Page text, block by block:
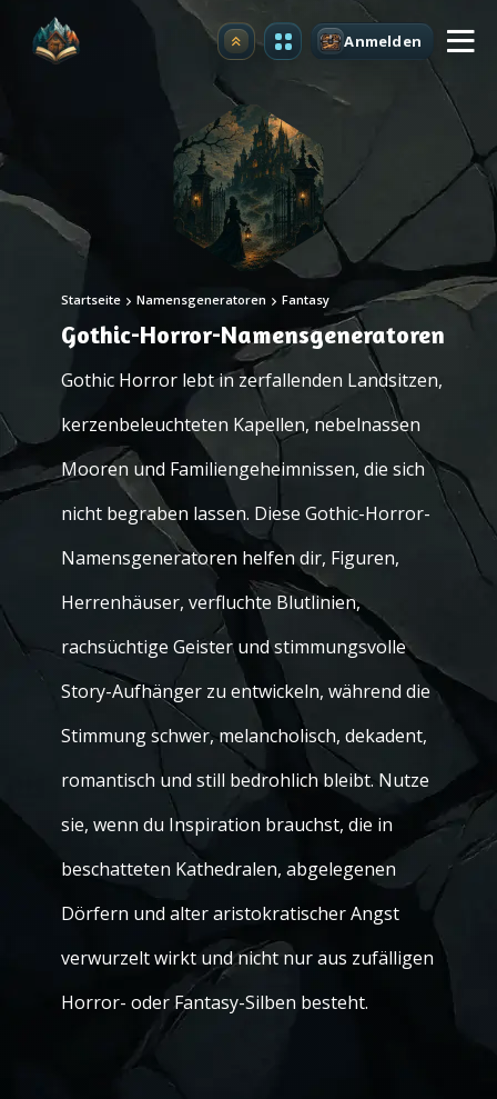
Upgrade Anmelden
Startseite Namensgeneratoren Fantasy
Gothic-Horror-Namensgeneratoren
Gothic Horror lebt in zerfallenden Landsitzen,
kerzenbeleuchteten Kapellen, nebelnassen
Mooren und Familiengeheimnissen, die sich
nicht begraben lassen. Diese Gothic-Horror-
Namensgeneratoren helfen dir, Figuren,
Herrenhäuser, verfluchte Blutlinien,
rachsüchtige Geister und stimmungsvolle
Story-Aufhänger zu entwickeln, während die
Stimmung schwer, melancholisch, dekadent,
romantisch und still bedrohlich bleibt. Nutze
sie, wenn du Inspiration brauchst, die in
beschatteten Kathedralen, abgelegenen
Dörfern und alter aristokratischer Angst
verwurzelt wirkt und nicht nur aus zufälligen
Horror- oder Fantasy-Silben besteht.